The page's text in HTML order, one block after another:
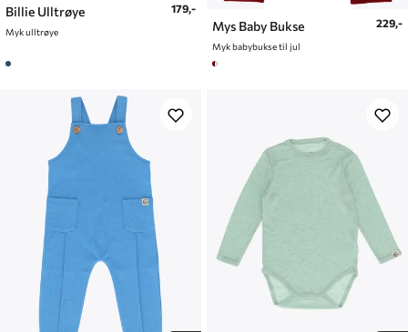
Billie Ulltrøye
Myk ulltrøye
179,-
Mys Baby Bukse
Myk babybukse til jul
229,-